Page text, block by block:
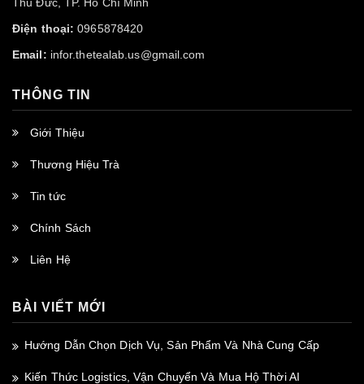
Điện thoại: 0965878420
Email: infor.thetealab.us@gmail.com
THÔNG TIN
Giới Thiệu
Thương Hiệu Trà
Tin tức
Chính Sách
Liên Hệ
BÀI VIẾT MỚI
Hướng Dẫn Chọn Dịch Vụ, Sản Phẩm Và Nhà Cung Cấp
Kiến Thức Logistics, Vận Chuyển Và Mua Hộ Thời AI